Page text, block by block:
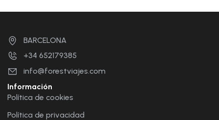
BARCELONA
+34 652179385
info@forestviajes.com
Información
Política de cookies
Política de privacidad